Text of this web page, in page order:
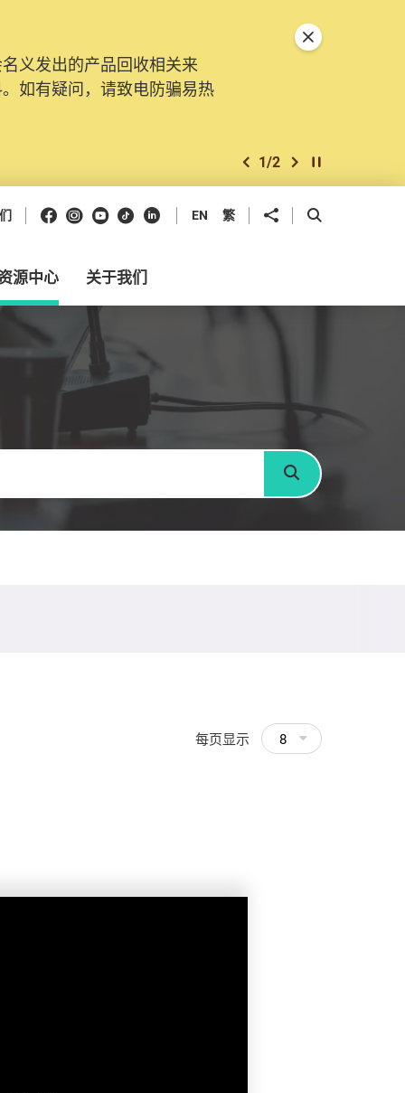
义发出的产品回收相关来
如有疑问，请致电防骗易热
。由2025年11月10日起，
诉、查询及建议。所有提交
上一个
2/2 下一个开始/暂停幻灯
关闭特別通告
Facebook
Instagram
Youtube
抖音领英 EN 繁 分享到 开启搜寻框
源中心 关于我们
搜寻
每页显示 8